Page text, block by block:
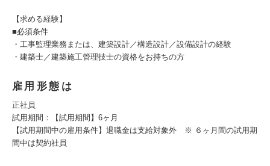
【求める経験】
■必須条件
・工事監理業務または、建築設計／構造設計／設備設計の経験
・建築士／建築施工管理技士の資格をお持ちの方
雇用形態は
正社員
試用期間：【試用期間】6ヶ月
【試用期間中の雇用条件】退職金は支給対象外 ※ ６ヶ月間の試用期
間中は契約社員